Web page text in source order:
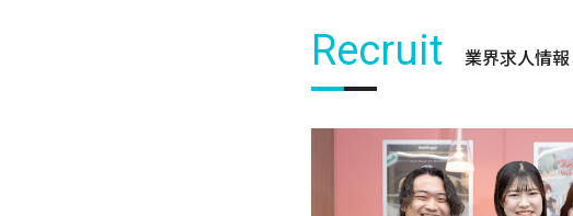
Recruit 業界求人情報